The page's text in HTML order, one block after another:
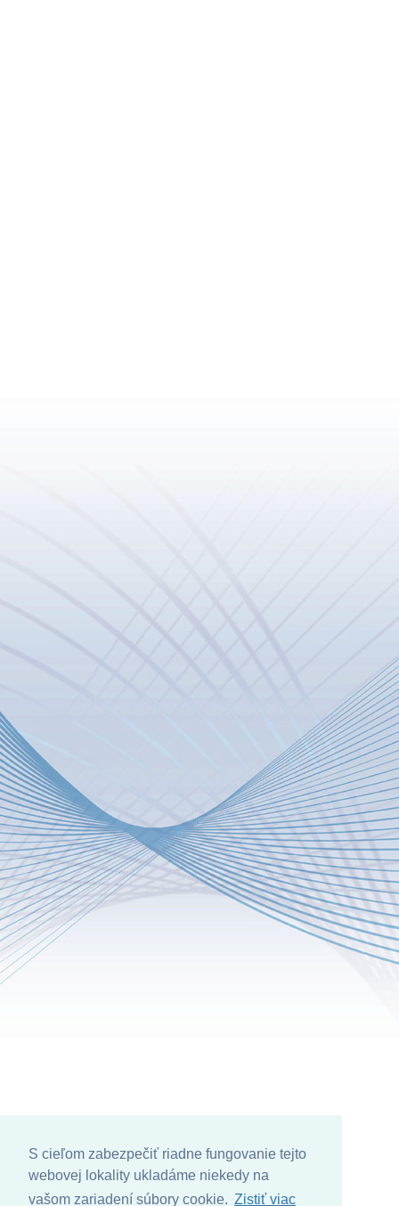
S cieľom zabezpečiť riadne fungovanie tejto
webovej lokality ukladáme niekedy na
vašom zariadení súbory cookie. Zistiť viac